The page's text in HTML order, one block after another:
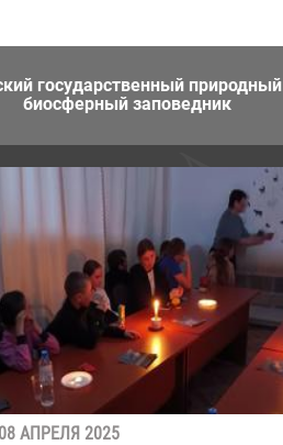
государственный природный
биосферный заповедник
08 АПРЕЛЯ 2025